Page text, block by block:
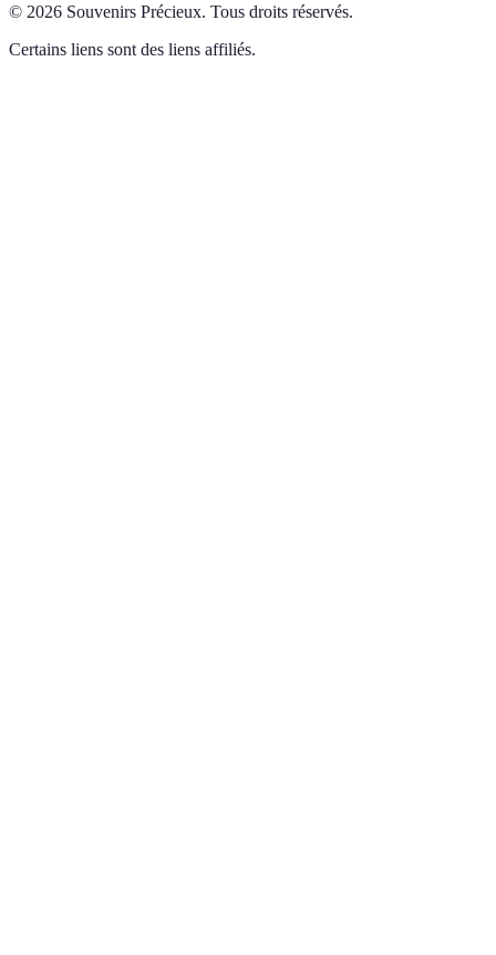
© 2026 Souvenirs Précieux. Tous droits réservés.
Certains liens sont des liens affiliés.